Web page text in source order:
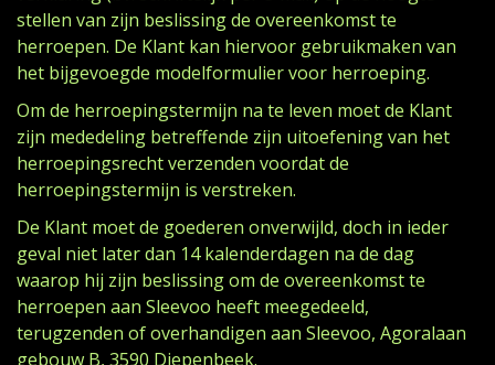
stellen van zijn beslissing de overeenkomst te
herroepen. De Klant kan hiervoor gebruikmaken van
het bijgevoegde modelformulier voor herroeping.
Om de herroepingstermijn na te leven moet de Klant
zijn mededeling betreffende zijn uitoefening van het
herroepingsrecht verzenden voordat de
herroepingstermijn is verstreken.
De Klant moet de goederen onverwijld, doch in ieder
geval niet later dan 14 kalenderdagen na de dag
waarop hij zijn beslissing om de overeenkomst te
herroepen aan Sleevoo heeft meegedeeld,
terugzenden of overhandigen aan Sleevoo, Agoralaan
gebouw B, 3590 Diepenbeek.